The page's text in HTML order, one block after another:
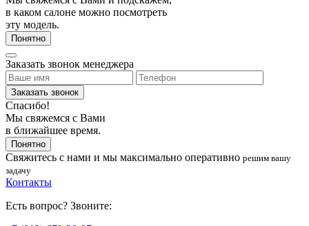
в каком салоне можно посмотреть
эту модель.
Понятно
Заказать звонок менеджера
Заказать звонок
Спасибо!
Мы свяжемся с Вами
в ближайшее время.
Понятно
Свяжитесь с нами и мы максимально оперативно решим вашу
задачу
Контакты
Есть вопрос? Звоните: